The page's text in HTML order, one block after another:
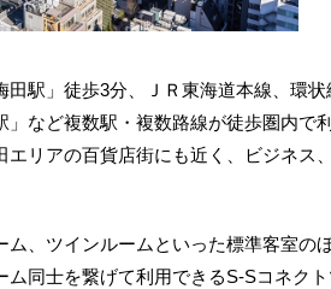
駅」徒歩3分、ＪＲ東海道本線、環
」など複数駅・複数路線が徒歩圏内
エリアの百貨店街にも近く、ビジネス
、ツインルームといった標準客室の
ム同士を繋げて利用できるS-Sコネク